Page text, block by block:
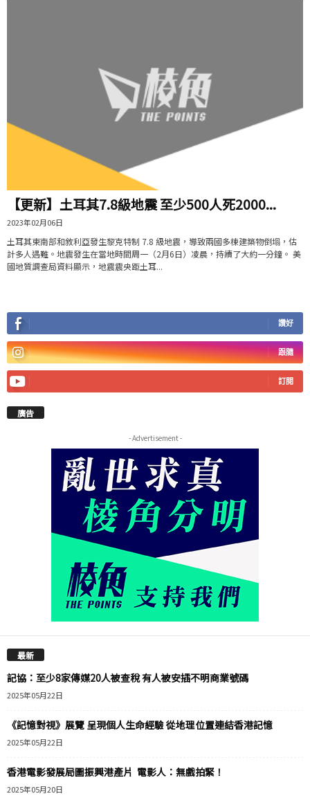
【更新】土耳其7.8級地震 至少500人死2000...
2023年02月06日
土耳其東南部和敘利亞發生黎克特制 7.8 級地震，導致兩國多棟建築物倒塌，估
計多人遇難。地震發生在當地時間周一（2月6日）凌晨，持續了大約一分鐘。 美
國地質調查局資料顯示，地震震央距土耳...
讚好
跟隨
訂閱
廣告
- Advertisement -
最新
記協：至少8家傳媒20人被查稅 有人被安插不明商業號碼
2025年05月22日
《記憶對視》展覽 呈現個人生命經驗 從地理位置連結香港記憶
2025年05月22日
香港電影發展局圖振興港產片 電影人：無戲拍緊！
2025年05月20日